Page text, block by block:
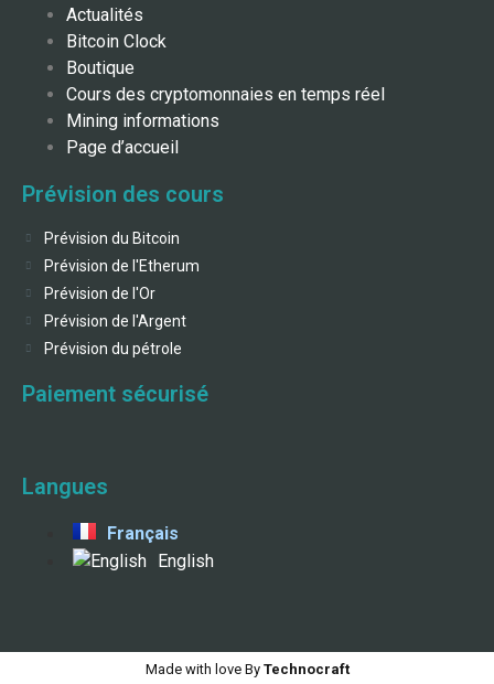
Actualités
Bitcoin Clock
Boutique
Cours des cryptomonnaies en temps réel
Mining informations
Page d’accueil
Prévision des cours
Prévision du Bitcoin
Prévision de l'Etherum
Prévision de l'Or
Prévision de l'Argent
Prévision du pétrole
Paiement sécurisé
Langues
Français
English
Made with love ByTechnocraft